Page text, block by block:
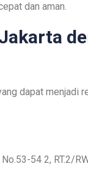
dan aman.
dapat menjadi
54 2, RT.2/